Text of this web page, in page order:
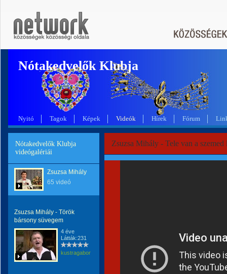
Nótakedvelők Klubja
Nyitó Tagok Képek Videók Hírek Fórum
Nótakedvelők Klubja
videógalériái
Zsuzsa Mihály
65 videó
Zsuzsa Mihály - Török
bársony süvegem
4 éve
Látták:231
kustragabor
Zsuzsa Mihály - Tele van a szemed